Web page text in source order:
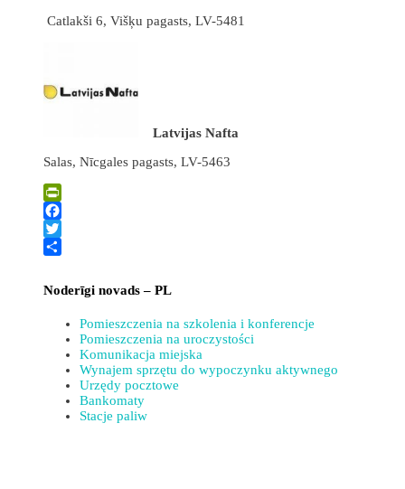
Catlakši 6, Višķu pagasts, LV-5481
Latvijas Nafta
Salas, Nīcgales pagasts, LV-5463
PrintFriendly
Facebook
Twitter
Noderīgi novads – PL
Pomieszczenia na szkolenia i konferencje
Pomieszczenia na uroczystości
Komunikacja miejska
Wynajem sprzętu do wypoczynku aktywnego
Urzędy pocztowe
Bankomaty
Stacje paliw